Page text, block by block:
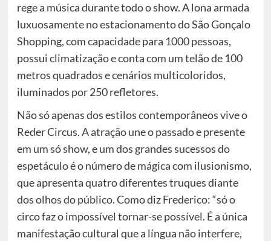
rege a música durante todo o show. A lona armada
luxuosamente no estacionamento do São Gonçalo
Shopping, com capacidade para 1000 pessoas,
possui climatização e conta com um telão de 100
metros quadrados e cenários multicoloridos,
iluminados por 250 refletores.
Não só apenas dos estilos contemporâneos vive o
Reder Circus. A atração une o passado e presente
em um só show, e um dos grandes sucessos do
espetáculo é o número de mágica com ilusionismo,
que apresenta quatro diferentes truques diante
dos olhos do público. Como diz Frederico: “só o
circo faz o impossível tornar-se possível. É a única
manifestação cultural que a língua não interfere,